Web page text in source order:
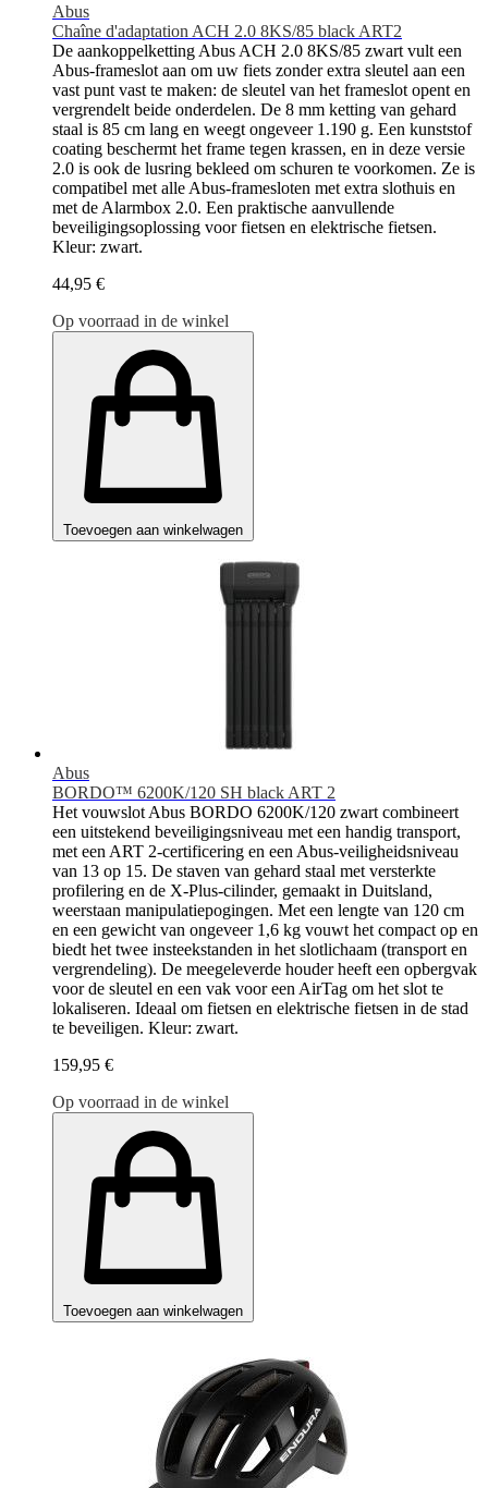
Abus
Chaîne d'adaptation ACH 2.0 8KS/85 black ART2
De aankoppelketting Abus ACH 2.0 8KS/85 zwart vult een
Abus-frameslot aan om uw fiets zonder extra sleutel aan een
vast punt vast te maken: de sleutel van het frameslot opent en
vergrendelt beide onderdelen. De 8 mm ketting van gehard
staal is 85 cm lang en weegt ongeveer 1.190 g. Een kunststof
coating beschermt het frame tegen krassen, en in deze versie
2.0 is ook de lusring bekleed om schuren te voorkomen. Ze is
compatibel met alle Abus-framesloten met extra slothuis en
met de Alarmbox 2.0. Een praktische aanvullende
beveiligingsoplossing voor fietsen en elektrische fietsen.
Kleur: zwart.
44,95 €
Op voorraad in de winkel
Toevoegen aan winkelwagen
Abus
BORDO™ 6200K/120 SH black ART 2
Het vouwslot Abus BORDO 6200K/120 zwart combineert
een uitstekend beveiligingsniveau met een handig transport,
met een ART 2-certificering en een Abus-veiligheidsniveau
van 13 op 15. De staven van gehard staal met versterkte
profilering en de X-Plus-cilinder, gemaakt in Duitsland,
weerstaan manipulatiepogingen. Met een lengte van 120 cm
en een gewicht van ongeveer 1,6 kg vouwt het compact op en
biedt het twee insteekstanden in het slotlichaam (transport en
vergrendeling). De meegeleverde houder heeft een opbergvak
voor de sleutel en een vak voor een AirTag om het slot te
lokaliseren. Ideaal om fietsen en elektrische fietsen in de stad
te beveiligen. Kleur: zwart.
159,95 €
Op voorraad in de winkel
Toevoegen aan winkelwagen